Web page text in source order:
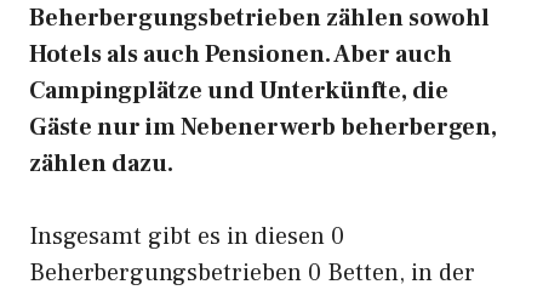
Beherbergungsbetrieben zählen sowohl
Hotels als auch Pensionen. Aber auch
Campingplätze und Unterkünfte, die
Gäste nur im Nebenerwerb beherbergen,
zählen dazu.
Insgesamt gibt es in diesen 0
Beherbergungsbetrieben 0 Betten, in der